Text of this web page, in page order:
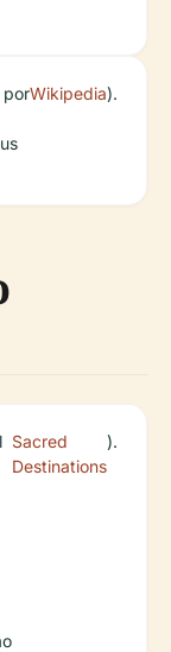
porWikipedia).
Sacred
Destinations
).